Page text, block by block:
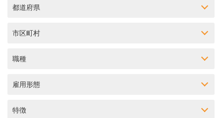
都道府県
市区町村
職種
雇用形態
特徴